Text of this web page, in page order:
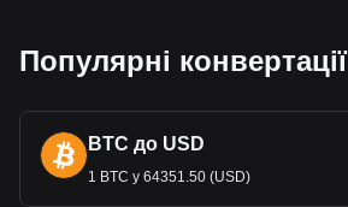
Популярні конвертації
BTC до USD
1 BTC у 64351.50 (USD)